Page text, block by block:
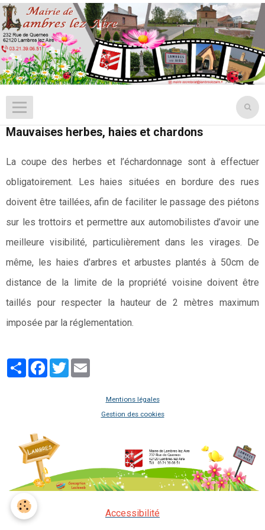
Mauvaises herbes, haies et chardons
La coupe des herbes et l’échardonnage sont à effectuer
obligatoirement. Les haies situées en bordure des rues
doivent être taillées, afin de faciliter le passage des piétons
sur les trottoirs et permettre aux automobilistes d’avoir une
meilleure visibilité, particulièrement dans les virages. De
même, les haies d’arbres et arbustes plantés à 50cm de
distance de la limite de la propriété voisine doivent être
taillés pour respecter la hauteur de 2 mètres maximum
imposée par la réglementation.
PartagerFacebook
Twitter
Mentions légales
Gestion des cookies
Accessibilité